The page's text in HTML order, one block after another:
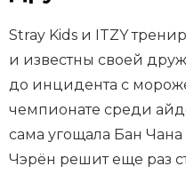
Stray Kids и ITZY
и известны своей
до инцидента с
чемпионате среди
сама угощала Бан Чана
Чэрён решит еще раз